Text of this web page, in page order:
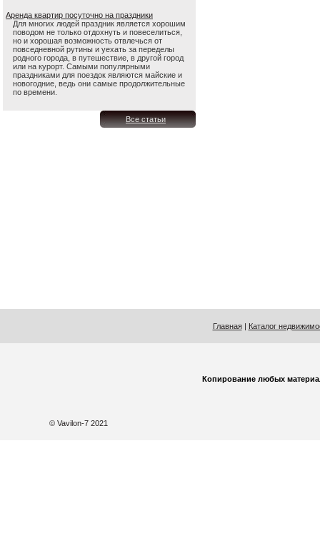
Аренда квартир посуточно на праздники
Для многих людей праздник является хорошим
поводом не только отдохнуть и повеселиться,
но и хорошая возможность отвлечься от
повседневной рутины и уехать за переделы
родного города, в путешествие, в другой город
или на курорт. Самыми популярными
праздниками для поездок являются майские и
новогодние, ведь они самые продолжительные
по времени.
Все статьи
Главная| Каталог
Копирование любых
© Vavilon-7 2021